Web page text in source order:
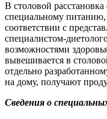
В столовой
специальному питанию,
соответствии с
специалистом-
возможностями
вывешивается в
отдельно
на дому, получают
Сведения о